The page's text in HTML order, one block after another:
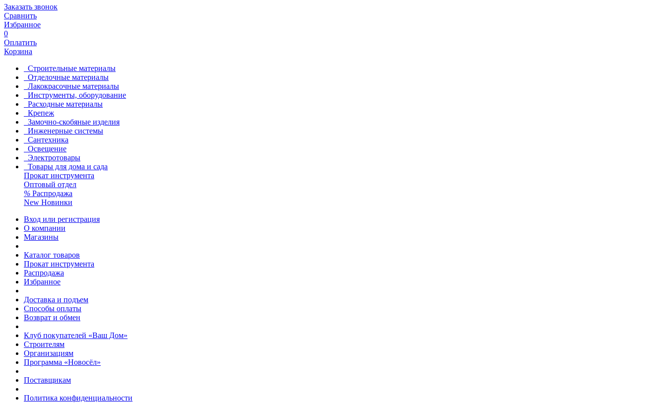
Заказать звонок
Сравнить
Избранное
0
Оплатить
Корзина
Строительные материалы
Отделочные материалы
Лакокрасочные материалы
Инструменты, оборудование
Расходные материалы
Крепеж
Замочно-скобяные изделия
Инженерные системы
Сантехника
Освещение
Электротовары
Товары для дома и сада
Прокат инструмента
Оптовый отдел
% Распродажа
New Новинки
Вход или регистрация
О компании
Магазины
Каталог товаров
Прокат инструмента
Распродажа
Избранное
Доставка и подъем
Способы оплаты
Возврат и обмен
Клуб покупателей «Ваш Дом»
Строителям
Организациям
Программа «Новосёл»
Поставщикам
Политика конфиденциальности